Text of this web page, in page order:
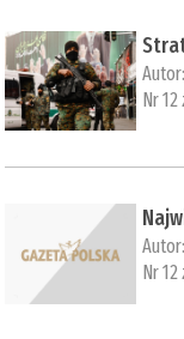
Autor:
Nr
Nr